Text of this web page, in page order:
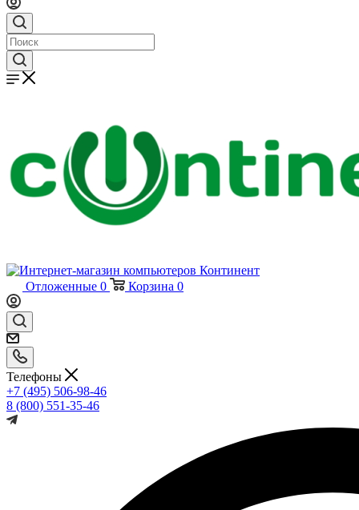
Отложенные 0 Корзина 0
Телефоны
+7 (495) 506-98-46
8 (800) 551-35-46